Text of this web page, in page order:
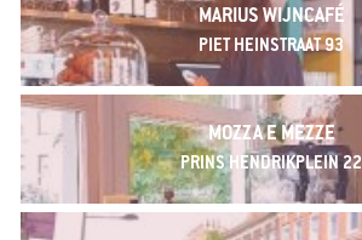
MARIUS WIJNCAFÉ
PIET HEINSTRAAT 93
MOZZA E MEZZE
PRINS HENDRIKPLEIN 22